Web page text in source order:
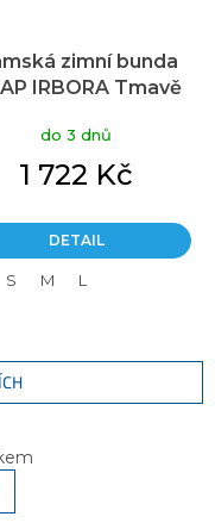
zimní bunda
IRBORA Tmavě
do 3 dnů
1 722 Kč
DETAIL
S M L